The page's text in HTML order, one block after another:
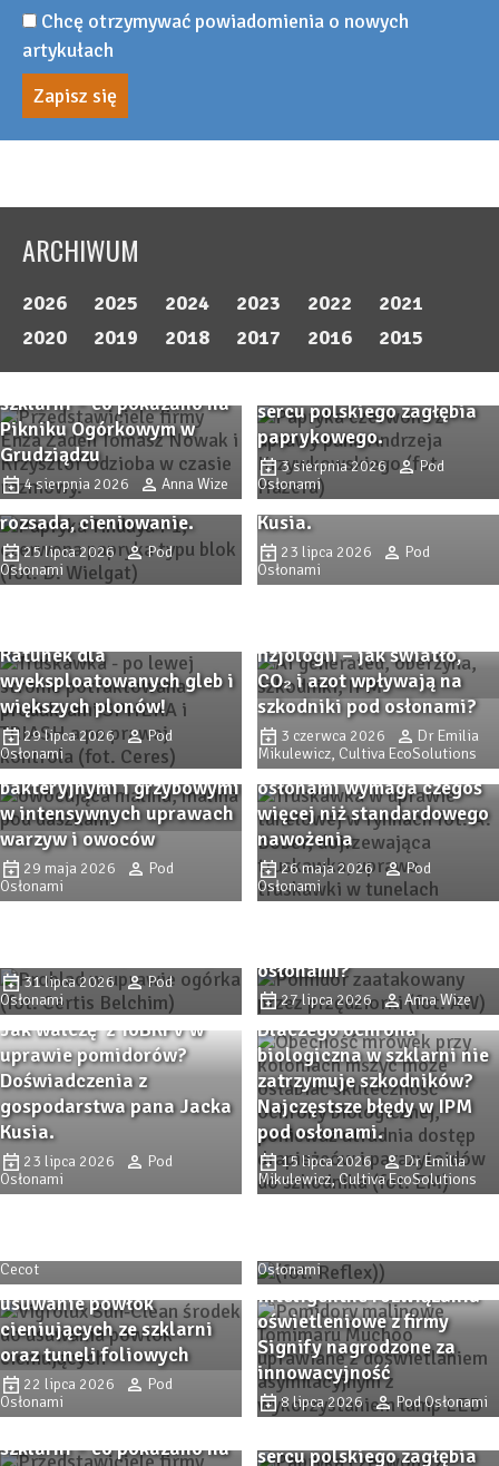
Chcę otrzymywać powiadomienia o nowych
artykułach
ARCHIWUM
2026 2025 2024 2023 2022
2021
2020
2019 2018 2017 2016
2015
Odmiany ogórka do
szklarni – co pokazano na
Pikniku Ogórkowym w
Grudziądzu
4 sierpnia 2026 Anna Wize
Przystanek PAPRYKA 2026.
sercu polskiego zagłębia
paprykowego.
3 sierpnia 2026
Pod
Osłonami
Papryka 2026! Sprawdzone
odmiany papryki i
nowości, ochrona,
nawożenie, biostymulacja
rozsada, cieniowanie.
25 lipca 2026
Pod
Osłonami
Jak walczę z ToBRFV w
uprawie pomidorów?
Doświadczenia z
gospodarstwa pana Jacka
Kusia.
23 lipca 2026
Pod
Osłonami
SPHERA i TRIASH –
Ratunek dla
wyeksploatowanych gleb i
większych plonów!
29 lipca 2026
Pod
Osłonami
fizjologii – jak światło,
CO₂ i azot wpływają na
szkodniki pod osłonami?
3 czerwca 2026
Dr Emilia
Mikulewicz, Cultiva EcoSolutions
Remedy Complex pod
osłonami – wsparcie
ochrony przed chorobami
bakteryjnymi i grzybowymi
w intensywnych uprawach
warzyw i owoców
29 maja 2026
Pod
Osłonami
Intensywna produkcja pod
osłonami wymaga czegoś
więcej niż standardowego
nawożenia
26 maja 2026
Pod
Osłonami
PROBLAD – innowacyjny
biofungicyd do ochrony
upraw szklarniowych przed
31 lipca 2026
Pod
Osłonami
Przędziorkowe lato. Jak
osłonami?
27 lipca 2026 Anna Wize
Jak walczę z ToBRFV w
uprawie pomidorów?
Doświadczenia z
gospodarstwa pana Jacka
Kusia.
23 lipca 2026
Pod
Osłonami
Dlaczego ochrona
biologiczna w szklarni nie
zatrzymuje szkodników?
Najczęstsze błędy w IPM
pod osłonami.
15 lipca 2026
Dr Emilia
Mikulewicz, Cultiva EcoSolutions
Trendy i inspiracje z
Zaborza. Dni Otwarte firmy
Cecot
Co zmieniło się na rynku
Osłonami
SunClean – skuteczne
usuwanie powłok
cieniujących ze szklarni
oraz tuneli foliowych
22 lipca 2026
Pod
Osłonami
Inteligentne rozwiązania
oświetleniowe z firmy
Signify nagrodzone za
innowacyjność
8 lipca 2026 Pod Osłonami
Odmiany ogórka do
szklarni – co pokazano na
Przystanek PAPRYKA 2026.
Wiedza, praktyka i
sercu polskiego zagłębia